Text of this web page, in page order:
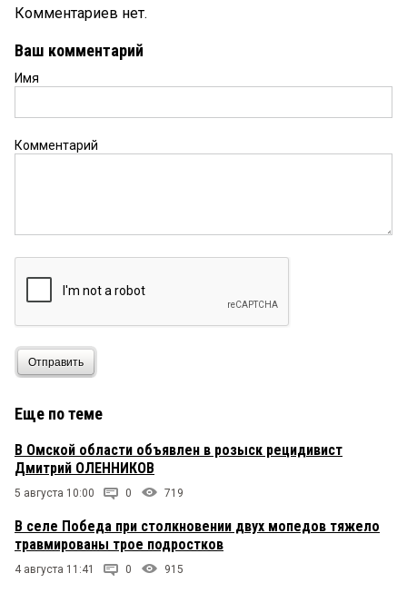
Комментариев нет.
Ваш комментарий
Имя
Комментарий
Отправить
Еще по теме
В Омской области объявлен в розыск рецидивист
Дмитрий ОЛЕННИКОВ
5 августа 10:00 0 719
В селе Победа при столкновении двух мопедов тяжело
травмированы трое подростков
4 августа 11:41 0 915